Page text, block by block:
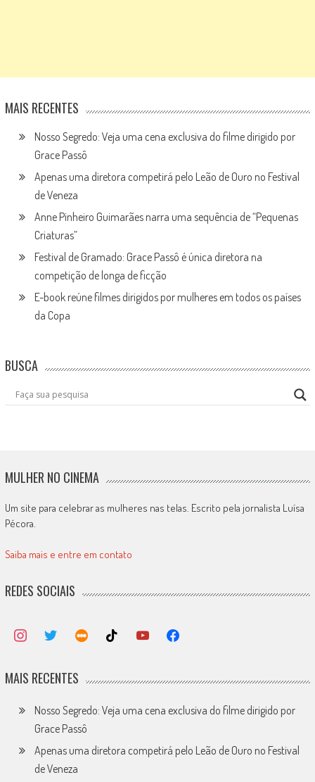
MAIS RECENTES
Nosso Segredo: Veja uma cena exclusiva do filme dirigido por
Grace Passô
Apenas uma diretora competirá pelo Leão de Ouro no Festival
de Veneza
Anne Pinheiro Guimarães narra uma sequência de “Pequenas
Criaturas”
Festival de Gramado: Grace Passô é única diretora na
competição de longa de ficção
E-book reúne filmes dirigidos por mulheres em todos os países
da Copa
BUSCA
MULHER NO CINEMA
Um site para celebrar as mulheres nas telas. Escrito pela jornalista Luísa
Pécora.
Saiba mais e entre em contato
REDES SOCIAIS
MAIS RECENTES
Nosso Segredo: Veja uma cena exclusiva do filme dirigido por
Grace Passô
Apenas uma diretora competirá pelo Leão de Ouro no Festival
de Veneza